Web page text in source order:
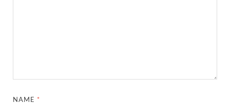
NAME *